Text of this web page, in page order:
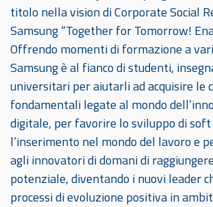
titolo nella vision di Corporate Social
Samsung “Together for Tomorrow!
Offrendo momenti di formazione a
Samsung è al fianco di studenti,
universitari per aiutarli ad acquisire le
fondamentali legate al mondo
digitale, per favorire lo sviluppo di
l’inserimento nel mondo del lavoro e
agli innovatori di domani di
potenziale, diventando i nuovi leader
processi di evoluzione positiva in